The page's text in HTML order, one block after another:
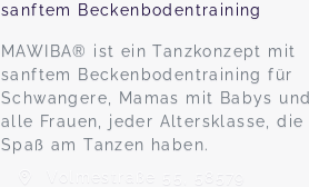
sanftem Beckenbodentraining
MAWIBA® ist ein Tanzkonzept mit
sanftem Beckenbodentraining für
Schwangere, Mamas mit Babys und
alle Frauen, jeder Altersklasse, die
Spaß am Tanzen haben.
Volmestraße 55, 58579